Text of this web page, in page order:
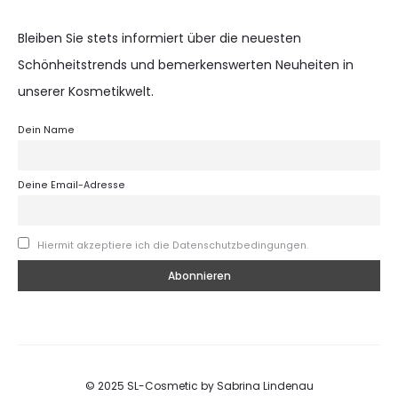
Bleiben Sie stets informiert über die neuesten
Schönheitstrends und bemerkenswerten Neuheiten in
unserer Kosmetikwelt.
Dein Name
Deine Email-Adresse
Hiermit akzeptiere ich die Datenschutzbedingungen.
© 2025 SL-Cosmetic by Sabrina Lindenau